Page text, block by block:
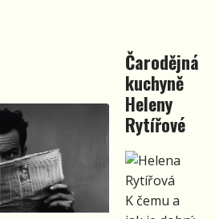
rád si zas
pohraje.
Čarodějná
kuchyně
Heleny
Rytířové
K čemu a